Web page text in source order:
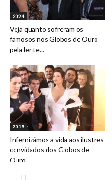
2024
Veja quanto sofreram os
famosos nos Globos de Ouro
pela lente...
2019
Infernizámos a vida aos ilustres
convidados dos Globos de
Ouro